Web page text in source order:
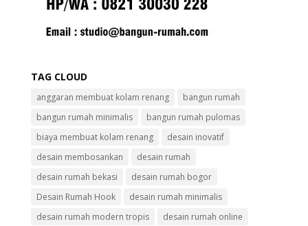
TAG CLOUD
anggaran membuat kolam renang
bangun rumah
bangun rumah minimalis
bangun rumah pulomas
biaya membuat kolam renang
desain inovatif
desain membosankan
desain rumah
desain rumah bekasi
desain rumah bogor
Desain Rumah Hook
desain rumah minimalis
desain rumah modern tropis
desain rumah online